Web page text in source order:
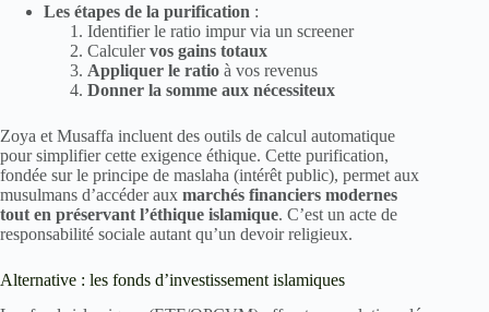
Les étapes de la purification :
Identifier le ratio impur via un screener
Calculervos gains totaux
Appliquer le ratio à vos revenus
Donner la somme aux nécessiteux
Zoya et Musaffa incluent des outils de calcul automatique
pour simplifier cette exigence éthique. Cette purification,
fondée sur le principe de maslaha (intérêt public), permet aux
musulmans d’accéder aux marchés financiers modernes
tout en préservant l’éthique islamique. C’est un acte de
responsabilité sociale autant qu’un devoir religieux.
Alternative : les fonds d’investissement islamiques